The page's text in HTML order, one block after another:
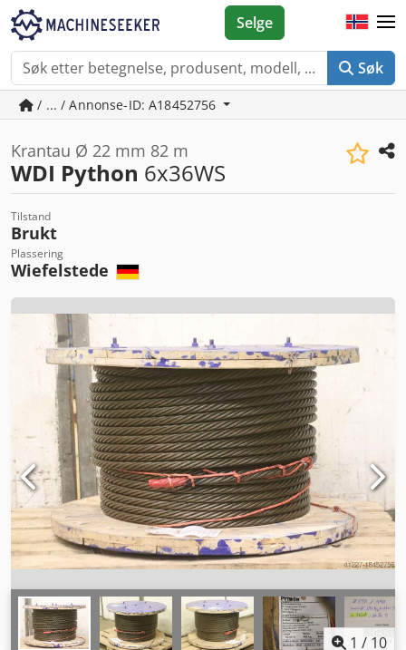
Søk
Selge
/ ... / Annonse-ID: A18452756
Krantau Ø 22 mm 82 m
WDI Python 6x36WS
Tilstand
Brukt
Plassering
Wiefelstede
1 / 10